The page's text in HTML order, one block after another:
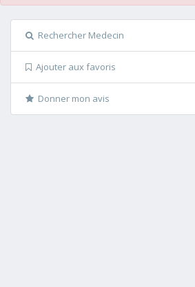
Rechercher Medecin
Ajouter aux favoris
Donner mon avis